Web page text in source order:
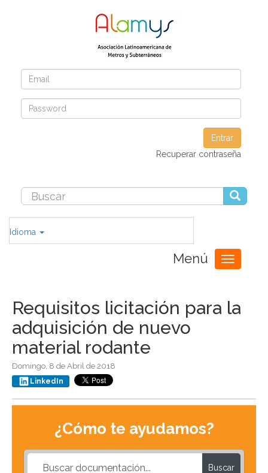
Entrar
Recuperar contraseña
Idioma
Menú
Toggle
navigation
Requisitos licitación para la
adquisición de nuevo
material rodante
Domingo, 8 de Abril de 2018
LinkedIn
¿Cómo te ayudamos?
Buscar